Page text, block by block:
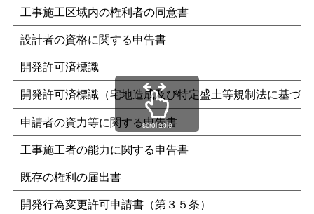
工事施工区域内の権利者の同意書
設計者の資格に関する申告書
開発許可済標識
開発許可済標識（宅地造成及び特定盛土等規制法に基づ
申請者の資力等に関する申告書
工事施工者の能力に関する申告書
既存の権利の届出書
開発行為変更許可申請書（第３５条）
scrollable